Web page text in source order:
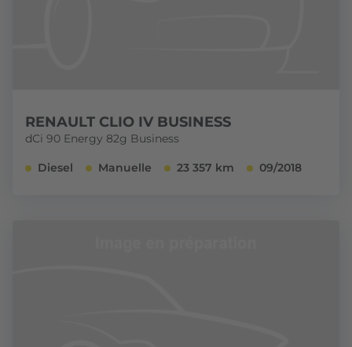
RENAULT CLIO IV BUSINESS
dCi 90 Energy 82g Business
Diesel Manuelle 23 357 km 09/2018